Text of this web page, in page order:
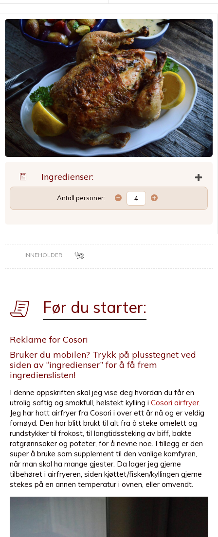
Ingredienser:
Antall personer:
INNEHOLDER:
Før du starter:
Reklame for Cosori
Bruker du mobilen? Trykk på plusstegnet ved
siden av “ingredienser” for å få frem
ingredienslisten!
I denne oppskriften skal jeg vise deg hvordan du får en
utrolig saftig og smakfull, helstekt kylling i Cosori airfryer.
Jeg har hatt airfryer fra Cosori i over ett år nå og er veldig
fornøyd. Den har blitt brukt til alt fra å steke omelett og
rundstykker til frokost, til langtidssteking av biff, bakte
rotgrønnsaker og poteter, for å nevne noe. I tillegg er den
super å bruke som supplement til den vanlige komfyren,
når man skal ha mange gjester. Da lager jeg gjerne
tilbehøret i airfryeren, siden kjøttet/fisken/kyllingen gjerne
stekes på en annen temperatur i ovnen, eller omvendt.